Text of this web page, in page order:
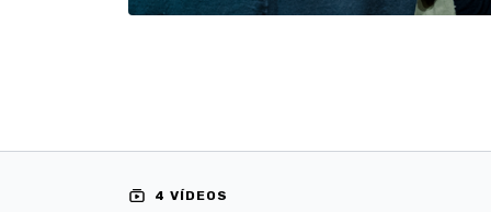
4 VÍDEOS